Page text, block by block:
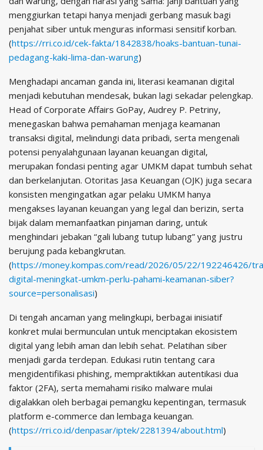
menggiurkan tetapi hanya menjadi gerbang masuk bagi
penjahat siber untuk menguras informasi sensitif korban.
(https://rri.co.id/cek-fakta/1842838/hoaks-bantuan-tunai-
pedagang-kaki-lima-dan-warung)
Menghadapi ancaman ganda ini, literasi keamanan digital
menjadi kebutuhan mendesak, bukan lagi sekadar pelengkap.
Head of Corporate Affairs GoPay, Audrey P. Petriny,
menegaskan bahwa pemahaman menjaga keamanan
transaksi digital, melindungi data pribadi, serta mengenali
potensi penyalahgunaan layanan keuangan digital,
merupakan fondasi penting agar UMKM dapat tumbuh sehat
dan berkelanjutan. Otoritas Jasa Keuangan (OJK) juga secara
konsisten mengingatkan agar pelaku UMKM hanya
mengakses layanan keuangan yang legal dan berizin, serta
bijak dalam memanfaatkan pinjaman daring, untuk
menghindari jebakan “gali lubang tutup lubang” yang justru
berujung pada kebangkrutan.
(https://money.kompas.com/read/2026/05/22/192246426/
digital-meningkat-umkm-perlu-pahami-keamanan-siber?
source=personalisasi)
Di tengah ancaman yang melingkupi, berbagai inisiatif
konkret mulai bermunculan untuk menciptakan ekosistem
digital yang lebih aman dan lebih sehat. Pelatihan siber
menjadi garda terdepan. Edukasi rutin tentang cara
mengidentifikasi phishing, mempraktikkan autentikasi dua
faktor (2FA), serta memahami risiko malware mulai
digalakkan oleh berbagai pemangku kepentingan, termasuk
platform e-commerce dan lembaga keuangan.
(https://rri.co.id/denpasar/iptek/2281394/about.html)